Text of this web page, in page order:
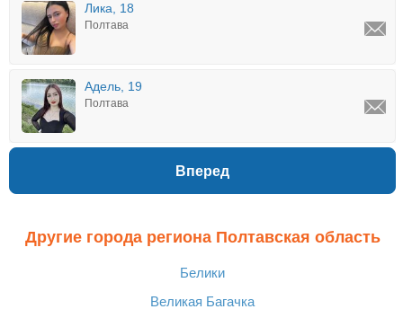
Лика, 18
Полтава
Адель, 19
Полтава
Вперед
Другие города региона Полтавская область
Белики
Великая Багачка